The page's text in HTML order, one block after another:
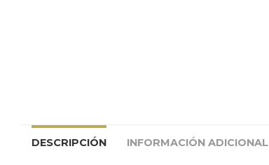
DESCRIPCIÓN INFORMACIÓN ADICIONAL